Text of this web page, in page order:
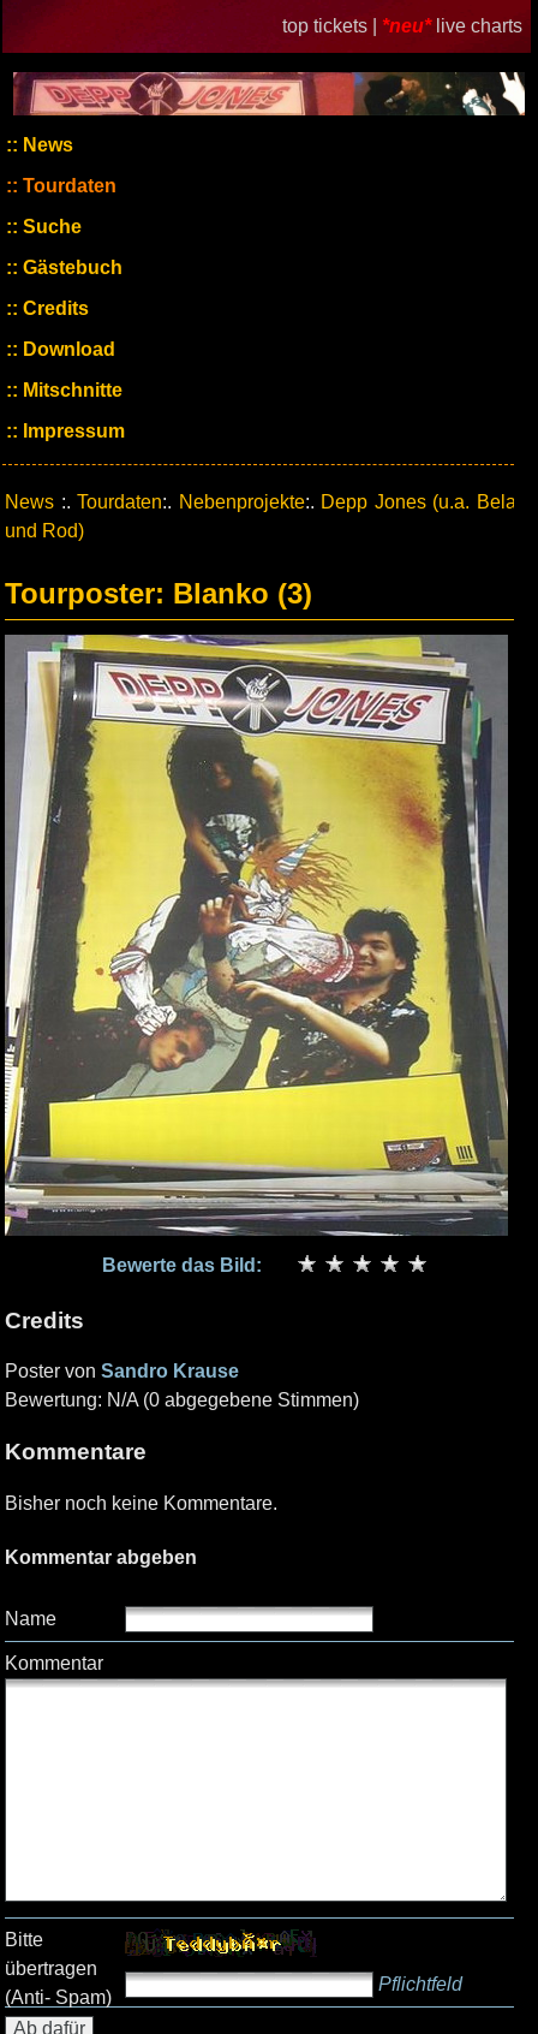
top tickets | *neu* live charts
News
Tourdaten
Suche
Gästebuch
Credits
Download
Mitschnitte
Impressum
News :.Tourdaten:. Nebenprojekte:. Depp Jones (u.a. Bela
und Rod)
Tourposter: Blanko (3)
Bewerte das Bild:
Credits
Poster von Sandro Krause
Bewertung: N/A (0 abgegebene Stimmen)
Kommentare
Bisher noch keine Kommentare.
Kommentar abgeben
Name
Kommentar
Bitte
übertragen
(Anti- Spam)
Pflichtfeld